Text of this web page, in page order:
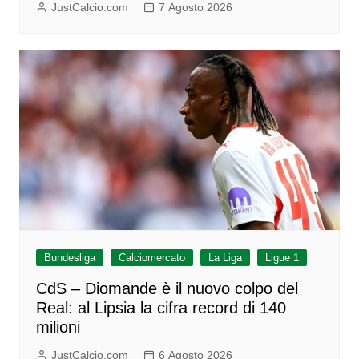
JustCalcio.com 7 Agosto 2026
Bundesliga Calciomercato La Liga Ligue 1
CdS – Diomande è il nuovo colpo del
Real: al Lipsia la cifra record di 140
milioni
JustCalcio.com 6 Agosto 2026